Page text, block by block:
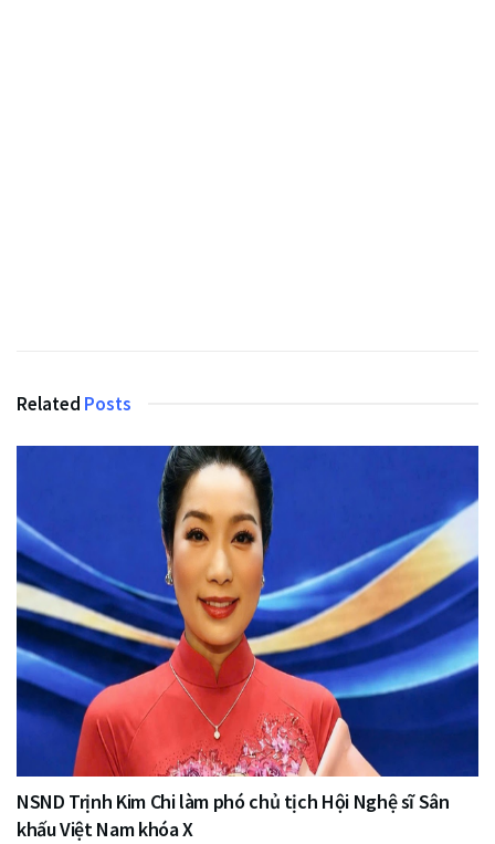
Related Posts
NSND Trịnh Kim Chi làm phó chủ tịch Hội Nghệ sĩ Sân
khấu Việt Nam khóa X